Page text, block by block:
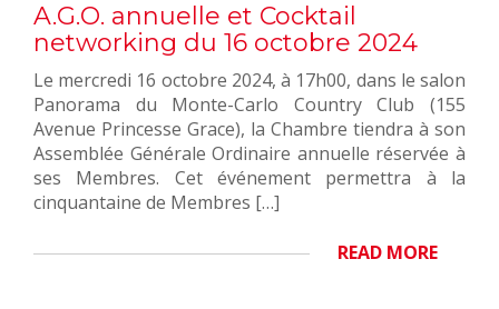
A.G.O. annuelle et Cocktail
networking du 16 octobre 2024
Le mercredi 16 octobre 2024, à 17h00, dans le salon
Panorama du Monte-Carlo Country Club (155
Avenue Princesse Grace), la Chambre tiendra à son
Assemblée Générale Ordinaire annuelle réservée à
ses Membres. Cet événement permettra à la
cinquantaine de Membres […]
READ MORE